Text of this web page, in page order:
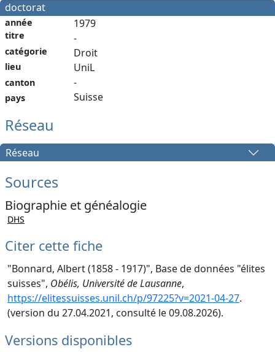
doctorat
année
titre
catégorie
lieu
canton
pays
1979
-
Droit
UniL
-
Suisse
Réseau
Réseau
Sources
Biographie et généalogie
DHS
Citer cette fiche
"Bonnard, Albert (1858 - 1917)", Base de données "élites
suisses", Obélis, Université de Lausanne,
https://elitessuisses.unil.ch/p/97225?v=2021-04-27.
(version du 27.04.2021, consulté le 09.08.2026).
Versions disponibles